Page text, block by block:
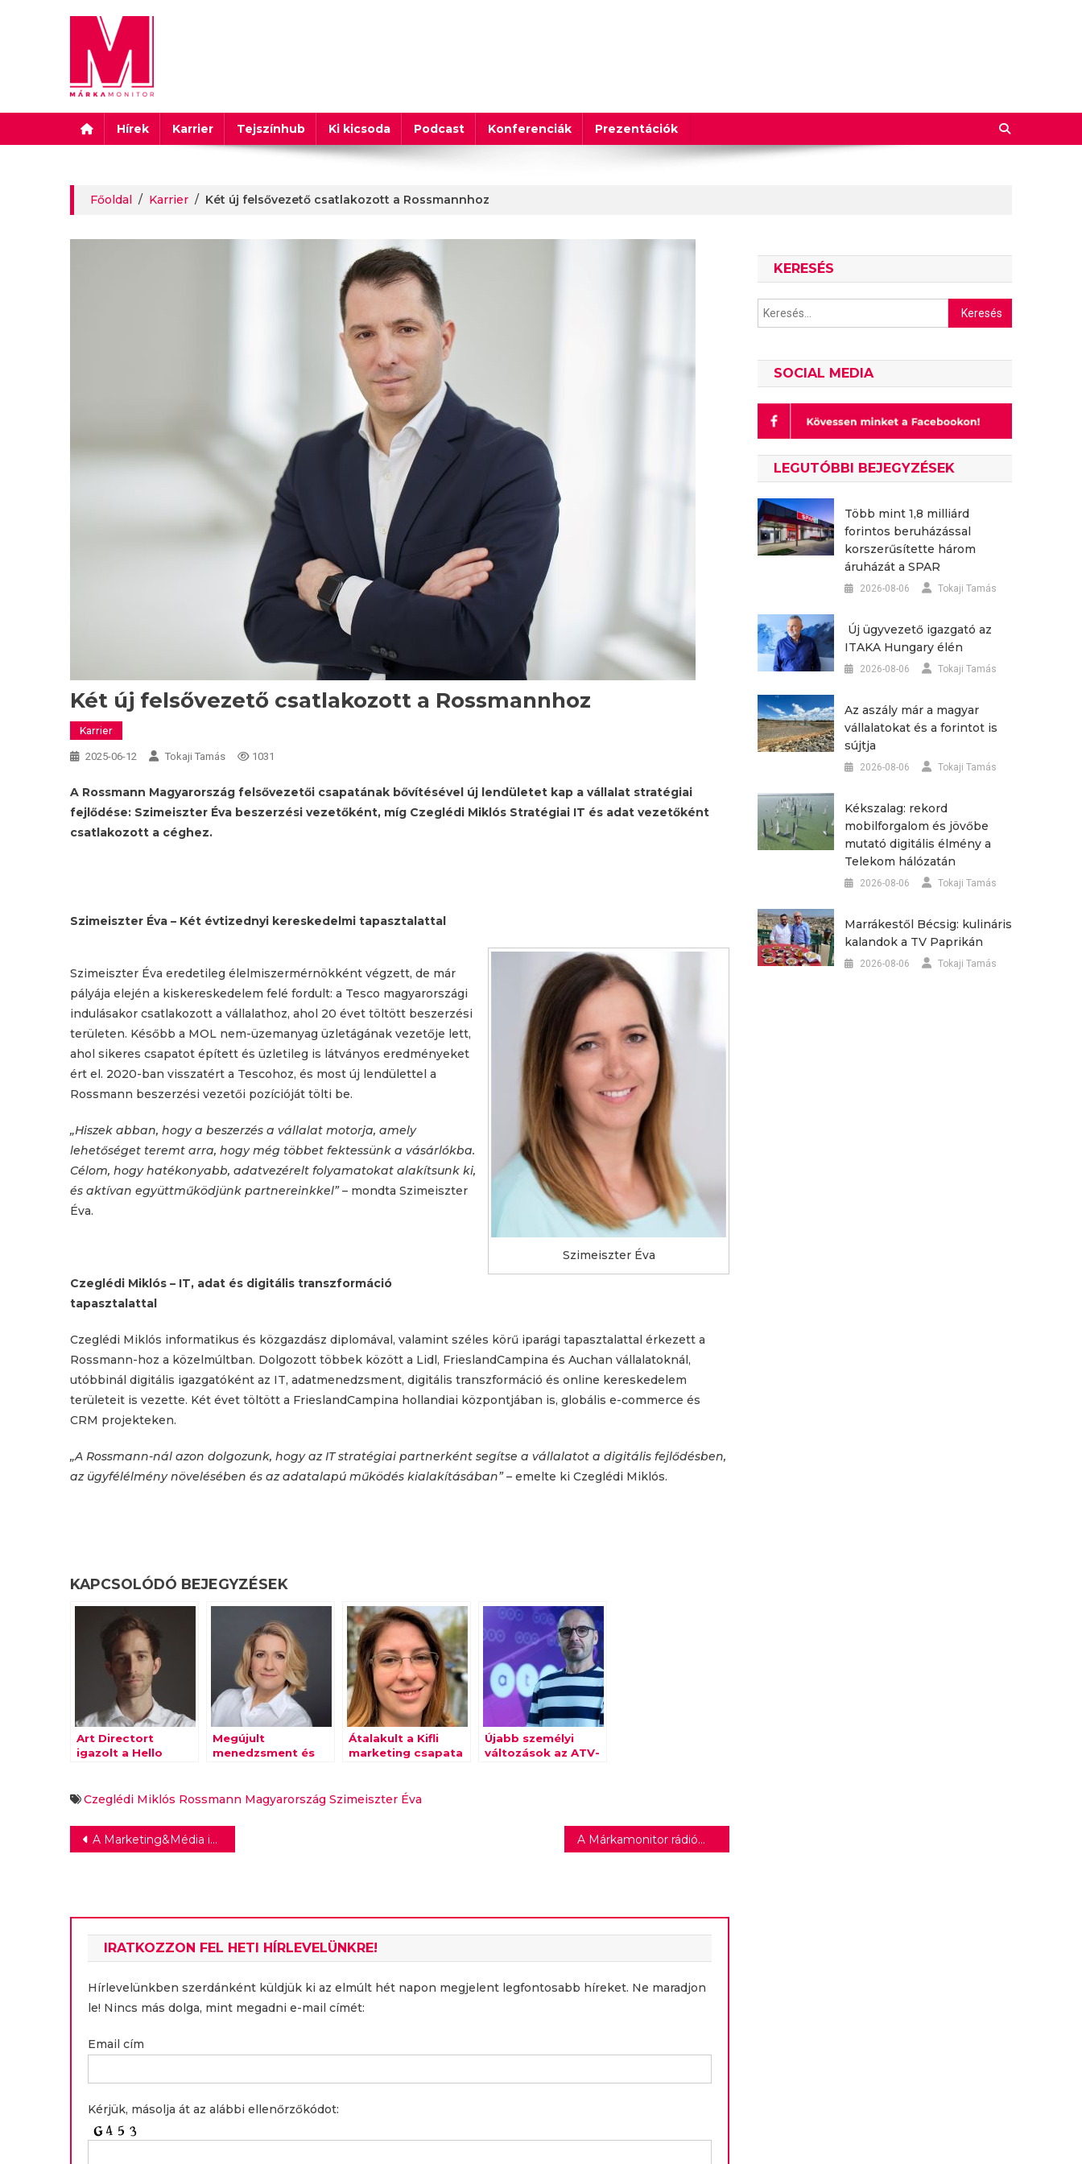
Márkamonitor
Hírek Karrier Tejszínhub Ki kicsoda Podcast Konferenciák Prezentációk
Főoldal / Karrier / Két új felsővezető csatlakozott a Rossmannhoz
Két új felsővezető csatlakozott a Rossmannhoz
Karrier
2025-06-12 Tokaji Tamás 1031
A Rossmann Magyarország felsővezetői csapatának bővítésével új lendületet kap a vállalat stratégiai
fejlődése: Szimeiszter Éva beszerzési vezetőként, míg Czeglédi Miklós Stratégiai IT és adat vezetőként
csatlakozott a céghez.
Szimeiszter Éva – Két évtizednyi kereskedelmi tapasztalattal
Szimeiszter Éva
Szimeiszter Éva eredetileg élelmiszermérnökként végzett, de már
pályája elején a kiskereskedelem felé fordult: a Tesco magyarországi
indulásakor csatlakozott a vállalathoz, ahol 20 évet töltött beszerzési
területen. Később a MOL nem-üzemanyag üzletágának vezetője lett,
ahol sikeres csapatot épített és üzletileg is látványos eredményeket
ért el. 2020-ban visszatért a Tescohoz, és most új lendülettel a
Rossmann beszerzési vezetői pozícióját tölti be.
„Hiszek abban, hogy a beszerzés a vállalat motorja, amely
lehetőséget teremt arra, hogy még többet fektessünk a vásárlókba.
Célom, hogy hatékonyabb, adatvezérelt folyamatokat alakítsunk ki,
és aktívan együttműködjünk partnereinkkel”– mondta Szimeiszter
Éva.
Czeglédi Miklós – IT, adat és digitális transzformáció
tapasztalattal
Czeglédi Miklós informatikus és közgazdász diplomával, valamint széles körű iparági tapasztalattal érkezett a
Rossmann-hoz a közelmúltban. Dolgozott többek között a Lidl, FrieslandCampina és Auchan vállalatoknál,
utóbbinál digitális igazgatóként az IT, adatmenedzsment, digitális transzformáció és online kereskedelem
területeit is vezette. Két évet töltött a FrieslandCampina hollandiai központjában is, globális e-commerce és
CRM projekteken.
„A Rossmann-nál azon dolgozunk, hogy az IT stratégiai partnerként segítse a vállalatot a digitális fejlődésben,
az ügyfélélmény növelésében és az adatalapú működés kialakításában”– emelte ki Czeglédi Miklós.
KAPCSOLÓDÓ BEJEGYZÉSEK
Art Directort
igazolt a Hello
Megújult
menedzsment és
Marquard Media
Átalakult a Kifli
marketing csapata
Újabb személyi
változások az ATV-
Czeglédi Miklós Rossmann Magyarország Szimeiszter Éva
Bejegyzés
A Marketing&Média idén is összeállította a legbefolyásosabb médiavezetők listáját A Márkamonitor rádióműsorának mai vendége Baranyi László
IRATKOZZON FEL HETI HÍRLEVELÜNKRE!
Hírlevelünkben szerdánként küldjük ki az elmúlt hét napon megjelent legfontosabb híreket. Ne maradjon
le! Nincs más dolga, mint megadni e-mail címét:
Email cím
Kérjük, másolja át az alábbi ellenőrzőkódot:
KERESÉS
Keresés:
SOCIAL MEDIA
LEGUTÓBBI BEJEGYZÉSEK
Több mint 1,8 milliárd
forintos beruházással
korszerűsítette három
áruházát a SPAR
2026-08-06 Tokaji Tamás
Új ügyvezető igazgató az
ITAKA Hungary élén
2026-08-06 Tokaji Tamás
Az aszály már a magyar
vállalatokat és a forintot is
sújtja
2026-08-06 Tokaji Tamás
Kékszalag: rekord
mobilforgalom és jövőbe
mutató digitális élmény a
Telekom hálózatán
2026-08-06 Tokaji Tamás
Marrákestől Bécsig: kulináris
kalandok a TV Paprikán
2026-08-06 Tokaji Tamás